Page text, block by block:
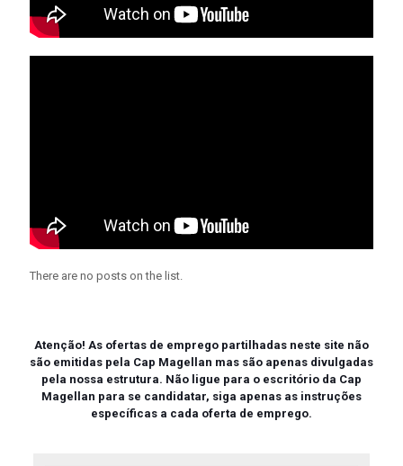
There are no posts on the list.
Atenção! As ofertas de emprego partilhadas neste site não
são emitidas pela Cap Magellan mas são apenas divulgadas
pela nossa estrutura. Não ligue para o escritório da Cap
Magellan para se candidatar, siga apenas as instruções
específicas a cada oferta de emprego.